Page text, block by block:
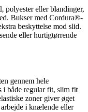
polyester eller blandinger,
Bukser med Cordura®-
beskyttelse mod slid.
eller hurtigtørrende
gennem hele
i både regular fit, slim fit
zoner giver øget
i knælende eller